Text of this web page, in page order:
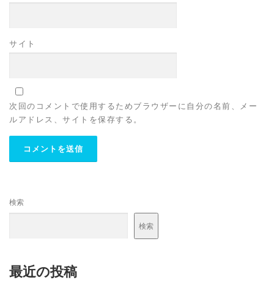
サイト
次回のコメントで使用するためブラウザーに自分の名前、メー
ルアドレス、サイトを保存する。
検索
検索
最近の投稿